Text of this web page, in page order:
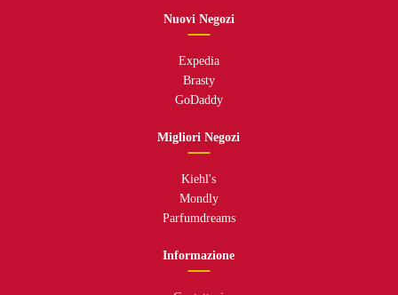
Nuovi Negozi
Expedia
Brasty
GoDaddy
Migliori Negozi
Kiehl's
Mondly
Parfumdreams
Informazione